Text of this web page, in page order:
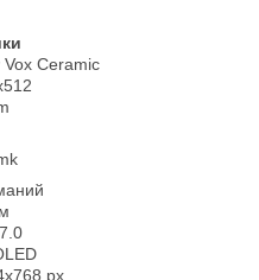
Vox Ceramic
px